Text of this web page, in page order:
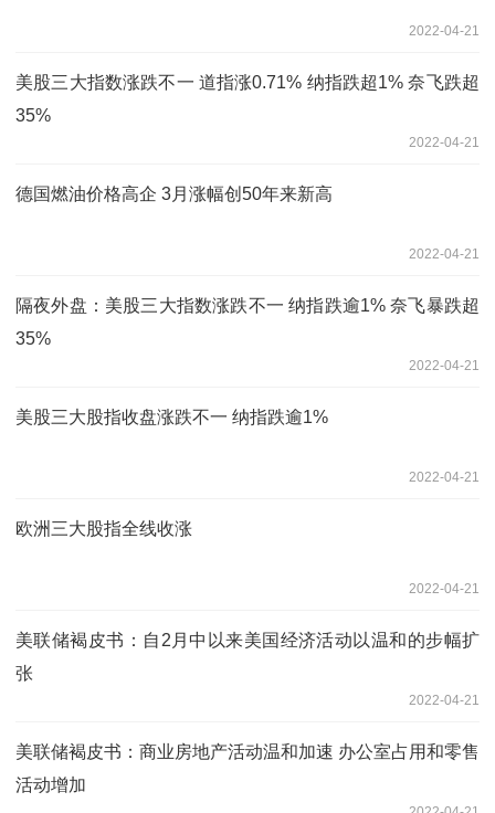
2022-04-21
美股三大指数涨跌不一 道指涨0.71% 纳指跌超1% 奈飞跌超
35%
2022-04-21
德国燃油价格高企 3月涨幅创50年来新高
2022-04-21
隔夜外盘：美股三大指数涨跌不一 纳指跌逾1% 奈飞暴跌超
35%
2022-04-21
美股三大股指收盘涨跌不一 纳指跌逾1%
2022-04-21
欧洲三大股指全线收涨
2022-04-21
美联储褐皮书：自2月中以来美国经济活动以温和的步幅扩
张
2022-04-21
美联储褐皮书：商业房地产活动温和加速 办公室占用和零售
活动增加